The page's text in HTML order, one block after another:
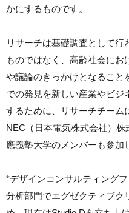
かにするものです。
リサーチは基礎調査として行
ものではなく、高齢社会にお
や議論のきっかけとなること
での発見を新しい産業やビジ
するために、リサーチチーム
NEC（日本電気株式会社）
應義塾大学のメンバーも参加
*デザインコンサルティング
分析部門でエグゼクティブク